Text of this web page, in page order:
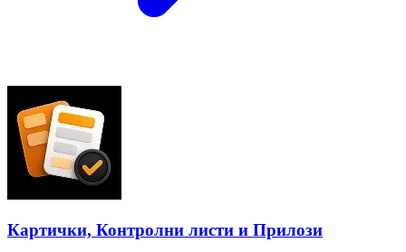
Картички, Контролни листи и Прилози